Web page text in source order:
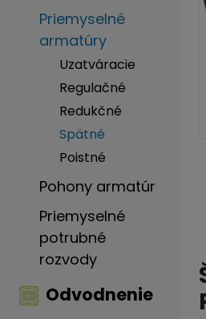
Priemyselné
armatúry
Uzatváracie
Regulačné
Redukčné
Spätné
Poistné
Pohony armatúr
Priemyselné
potrubné
rozvody
Odvodnenie